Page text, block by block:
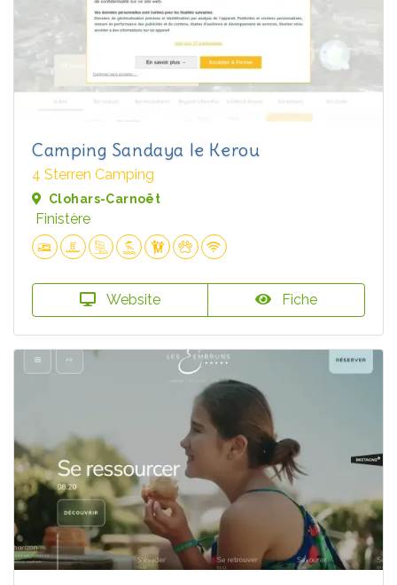
Camping Sandaya le Kerou
4 Sterren Camping
Clohars-Carnoët
Finistère
Website Fiche